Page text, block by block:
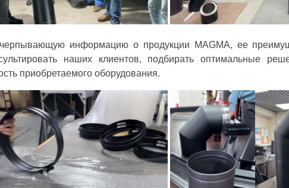
информацию о продукции MAGMA, ее
наших клиентов, подбирать оптимальные
приобретаемого оборудования.